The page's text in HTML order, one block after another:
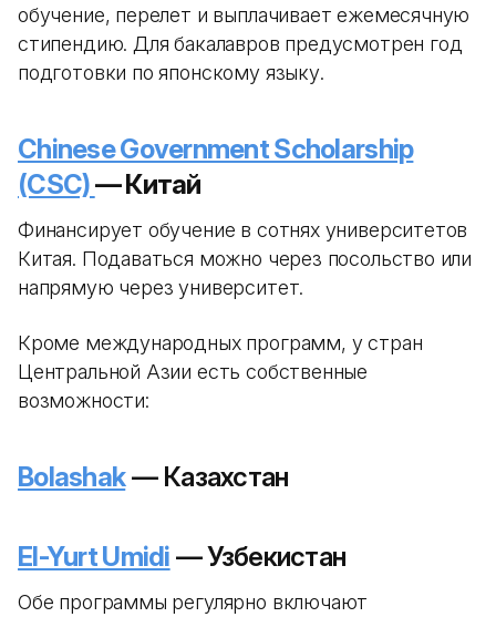
обучение, перелет и выплачивает ежемесячную
стипендию. Для бакалавров предусмотрен год
подготовки по японскому языку.
Chinese Government Scholarship
(CSC)— Китай
Финансирует обучение в сотнях университетов
Китая. Подаваться можно через посольство или
напрямую через университет.
Кроме международных программ, у стран
Центральной Азии есть собственные
возможности:
Bolashak— Казахстан
El-Yurt Umidi — Узбекистан
Обе программы регулярно включают